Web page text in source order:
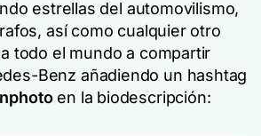
estrellas del automovilismo,
así como cualquier otro
todo el mundo a compartir
Benz añadiendo un hashtag
en la biodescripción: